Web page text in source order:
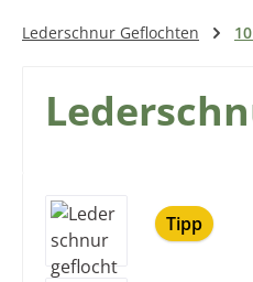
Lederschnur Geflochten
Bildergalerie überspringen
Tipp